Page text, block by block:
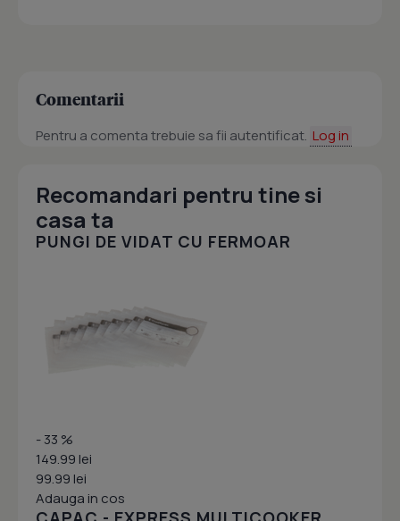
Comentarii
Pentru a comenta trebuie sa fii autentificat. Log in
Recomandari pentru tine si
casa ta
PUNGI DE VIDAT CU FERMOAR
- 33 %
149.99 lei
99.99 lei
Adauga in cos